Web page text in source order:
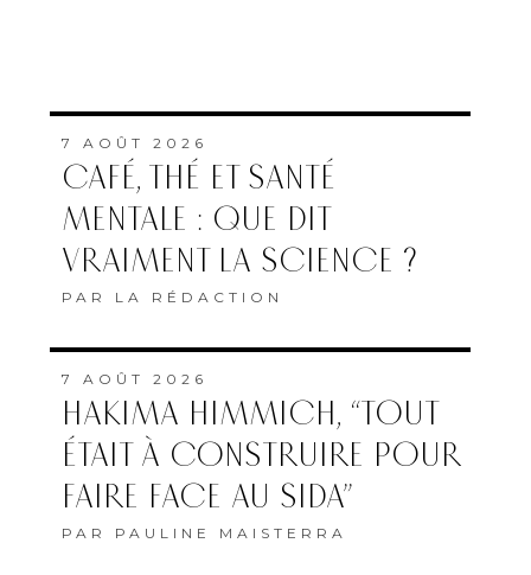
7 AOÛT 2026
CAFÉ, THÉ ET SANTÉ
MENTALE : QUE DIT
VRAIMENT LA SCIENCE ?
PAR LA RÉDACTION
7 AOÛT 2026
HAKIMA HIMMICH, “TOUT
ÉTAIT À CONSTRUIRE POUR
FAIRE FACE AU SIDA”
PAR PAULINE MAISTERRA